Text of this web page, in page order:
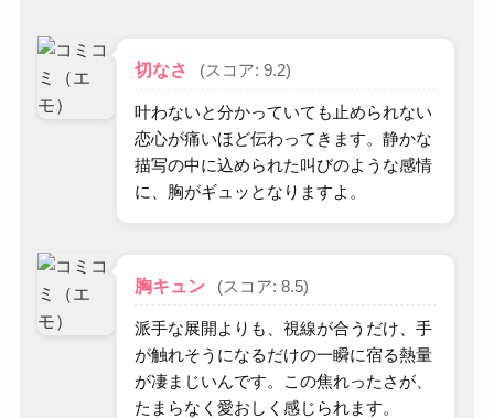
切なさ (スコア: 9.2)
叶わないと分かっていても止められない
恋心が痛いほど伝わってきます。静かな
描写の中に込められた叫びのような感情
に、胸がギュッとなりますよ。
胸キュン (スコア: 8.5)
派手な展開よりも、視線が合うだけ、手
が触れそうになるだけの一瞬に宿る熱量
が凄まじいんです。この焦れったさが、
たまらなく愛おしく感じられます。